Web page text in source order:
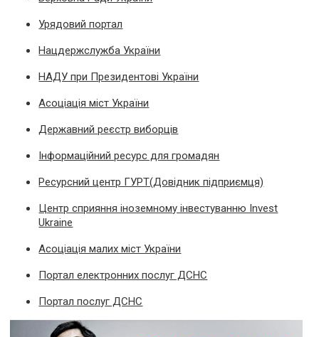
Урядовий портал
Нацдержслужба України
НАДУ при Президентові України
Асоціація міст України
Державний реєстр виборців
Інформаційний ресурс для громадян
Ресурсний центр ГУРТ(Довідник підприємця)
Центр сприяння іноземному інвестуванню Invest
Ukraine
Асоціація малих міст України
Портал електронних послуг ДСНС
Портал послуг ДСНС